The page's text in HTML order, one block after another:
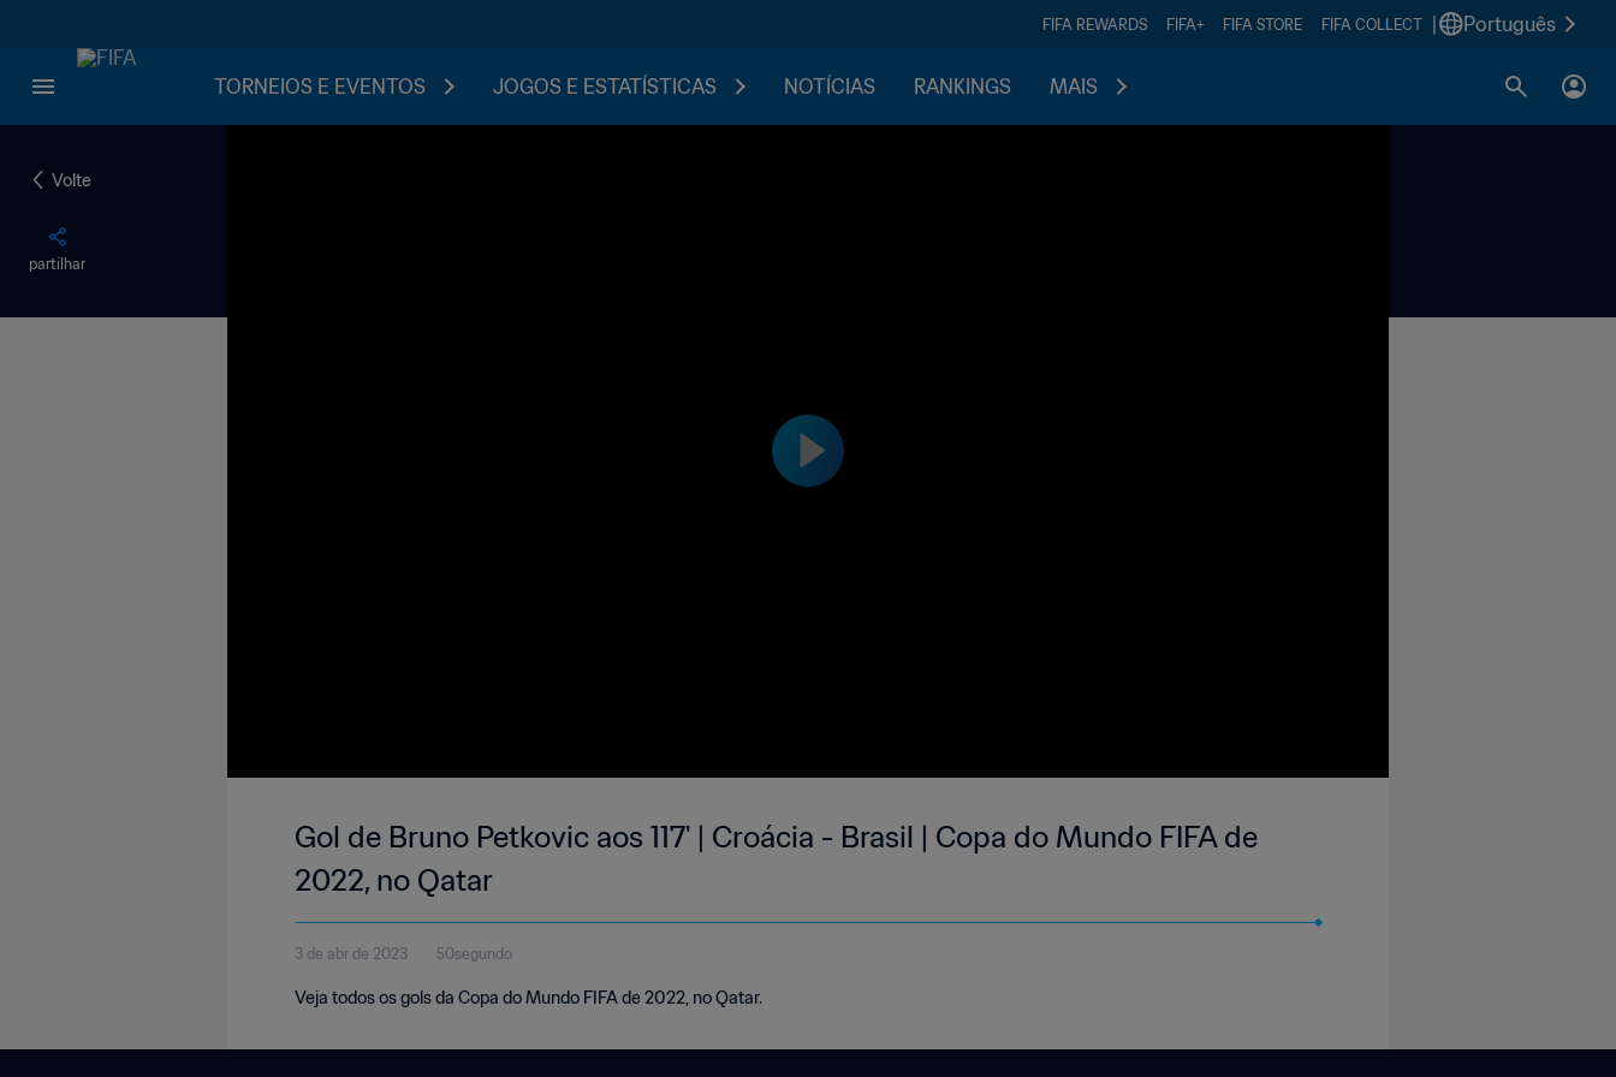
FIFA REWARDS FIFA+ FIFA STORE FIFA COLLECT Português
TORNEIOS E EVENTOS JOGOS E ESTATÍSTICAS NOTÍCIAS RANKINGS MAIS
Volte
partilhar
Gol de Bruno Petkovic aos 117' | Croácia - Brasil | Copa do Mundo FIFA de
2022, no Qatar
3 de abr de 2023 50segundo
Veja todos os gols da Copa do Mundo FIFA de 2022, no Qatar.